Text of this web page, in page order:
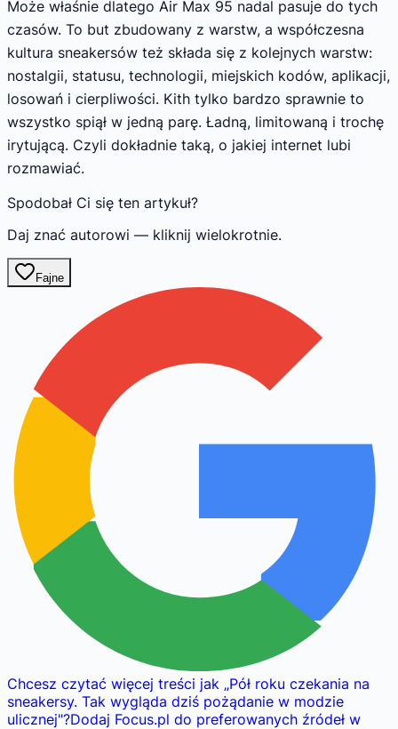
Może właśnie dlatego Air Max 95 nadal pasuje do tych
czasów. To but zbudowany z warstw, a współczesna
kultura sneakersów też składa się z kolejnych warstw:
nostalgii, statusu, technologii, miejskich kodów, aplikacji,
losowań i cierpliwości. Kith tylko bardzo sprawnie to
wszystko spiął w jedną parę. Ładną, limitowaną i trochę
irytującą. Czyli dokładnie taką, o jakiej internet lubi
rozmawiać.
Spodobał Ci się ten artykuł?
Daj znać autorowi — kliknij wielokrotnie.
Fajne
Chcesz czytać więcej treści jak „Pół roku czekania na
sneakersy. Tak wygląda dziś pożądanie w modzie
ulicznej"?Dodaj Focus.pl do preferowanych źródeł w